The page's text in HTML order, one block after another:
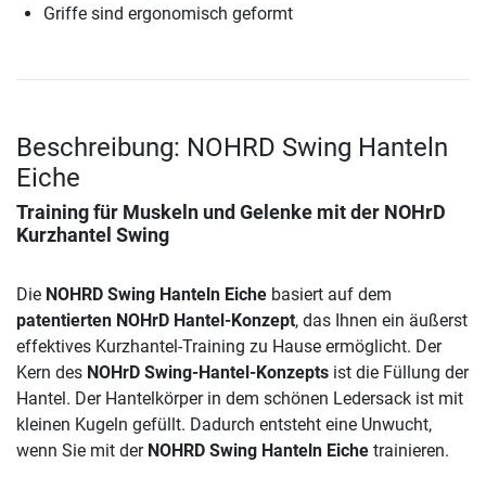
Griffe sind ergonomisch geformt
Beschreibung: NOHRD Swing Hanteln
Eiche
Training für Muskeln und Gelenke mit der NOHrD
Kurzhantel Swing
Die NOHRD Swing Hanteln Eiche basiert auf dem
patentierten NOHrD Hantel-Konzept, das Ihnen ein äußerst
effektives Kurzhantel-Training zu Hause ermöglicht. Der
Kern des NOHrD Swing-Hantel-Konzepts ist die Füllung der
Hantel. Der Hantelkörper in dem schönen Ledersack ist mit
kleinen Kugeln gefüllt. Dadurch entsteht eine Unwucht,
wenn Sie mit der NOHRD Swing Hanteln Eiche trainieren.